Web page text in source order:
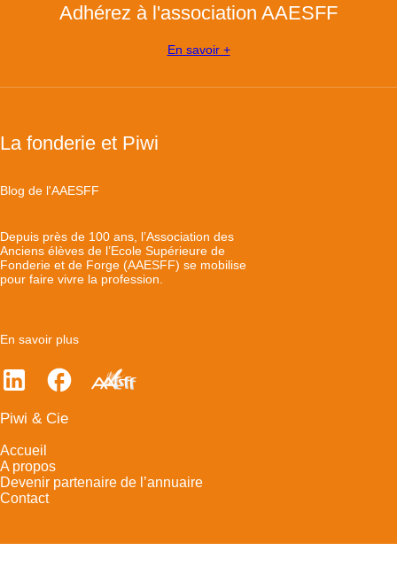
Adhérez à l'association AAESFF
En savoir +
La fonderie et Piwi
Blog de l'AAESFF
Depuis près de 100 ans, l’Association des
Anciens élèves de l’Ecole Supérieure de
Fonderie et de Forge (AAESFF) se mobilise
pour faire vivre la profession.
En savoir plus
Piwi & Cie
Accueil
A propos
Devenir partenaire de l’annuaire
Contact